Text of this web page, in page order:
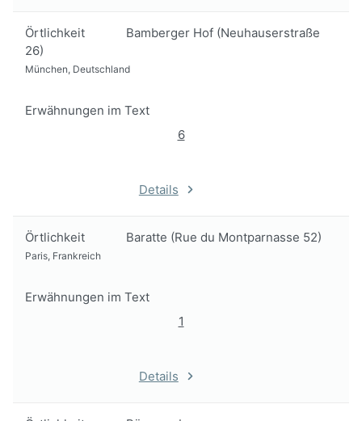
Örtlichkeit
Bamberger Hof (Neuhauserstraße
26)
München, Deutschland
Erwähnungen im Text
6
Details
Örtlichkeit Baratte (Rue du Montparnasse 52)
Paris, Frankreich
Erwähnungen im Text
1
Details